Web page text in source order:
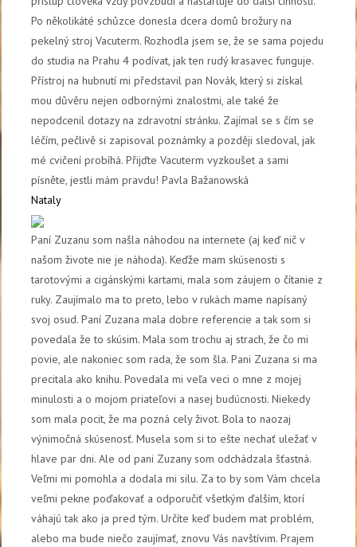
Po několikáté schůzce donesla dcera domů brožury na
pekelný stroj Vacuterm. Rozhodla jsem se, že se sama pojedu
do studia na Prahu 4 podívat, jak ten rudý krasavec funguje.
Přístroj na hubnutí mi představil pan Novák, který si získal
mou důvěru nejen odbornými znalostmi, ale také že
nepodcenil dotazy na zdravotní stránku. Zajímal se s čím se
léčím, pečlivě si zapisoval poznámky a později sledoval, jak
mé cvičení probíhá. Přijďte Vacuterm vyzkoušet a sami
písněte, jestli mám pravdu! Pavla Bažanowská
Nataly
Paní Zuzanu som našla náhodou na internete (aj keď nič v
našom živote nie je náhoda). Keďže mam skúsenosti s
tarotovými a cigánskými kartami, mala som záujem o čítanie z
ruky. Zaujímalo ma to preto, lebo v rukách mame napísaný
svoj osud. Paní Zuzana mala dobre referencie a tak som si
povedala že to skúsim. Mala som trochu aj strach, že čo mi
povie, ale nakoniec som rada, že som šla. Pani Zuzana si ma
precitala ako knihu. Povedala mi veľa veci o mne z mojej
minulosti a o mojom priateľovi a nasej budúcnosti. Niekedy
som mala pocit, že ma pozná cely život. Bola to naozaj
výnimočná skúsenosť. Musela som si to ešte nechať uležať v
hlave par dni. Ale od pani Zuzany som odchádzala šťastná.
Veľmi mi pomohla a dodala mi silu. Za to by som Vám chcela
veľmi pekne poďakovať a odporučiť všetkým ďalším, ktorí
váhajú tak ako ja pred tým. Určíte keď budem mat problém,
alebo ma bude niečo zaujímať, znovu Vás navštívim. Prajem